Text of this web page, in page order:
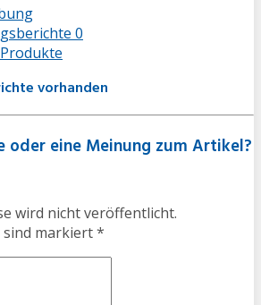
0
vorhanden
oder eine Meinung zum Artikel?
wird nicht veröffentlicht.
sind markiert *